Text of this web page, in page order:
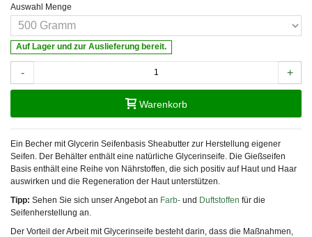
Auswahl Menge
Auf Lager und zur Auslieferung bereit.
- +
Warenkorb
Ein Becher mit Glycerin Seifenbasis Sheabutter zur Herstellung eigener
Seifen. Der Behälter enthält eine natürliche Glycerinseife. Die Gießseifen
Basis enthält eine Reihe von Nährstoffen, die sich positiv auf Haut und Haar
auswirken und die Regeneration der Haut unterstützen.
Tipp: Sehen Sie sich unser Angebot an Farb- und Duftstoffen für die
Seifenherstellung an.
Der Vorteil der Arbeit mit Glycerinseife besteht darin, dass die Maßnahmen,